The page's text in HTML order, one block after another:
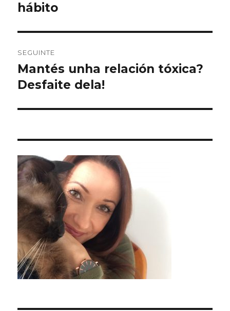
entradas
anterior:
hábito
SEGUINTE
Artigo
Seguinte:
Mantés unha relación tóxica?
Desfaite dela!